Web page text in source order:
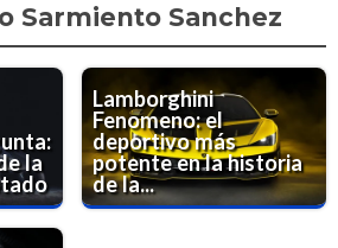
Sarmiento Sanchez
la
Lamborghini
Fenomeno: el
deportivo más
potente en la historia
de la...